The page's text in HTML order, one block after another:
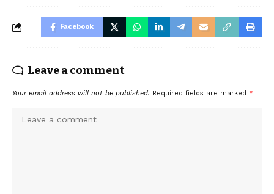
Facebook
Leave a comment
Your email address will not be published. Required fields are marked *